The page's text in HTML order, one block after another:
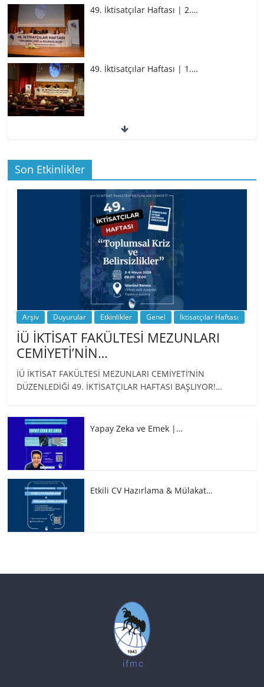
49. İktisatçılar Haftası | 2.…
49. İktisatçılar Haftası | 1.…
49. İktisatçılar Haftası | 1.…
BİZ İKTİSATLILAR: İÇİMİZDEN BİRİ PROF.
…
Son Etkinlikler
Arşiv Duyurular Etkinlikler Genel İktisatçılar Haftası
İÜ İKTİSAT FAKÜLTESİ MEZUNLARI
CEMİYETİ’NİN…
İÜ İKTİSAT FAKÜLTESİ MEZUNLARI CEMİYETİ’NİN
DÜZENLEDİĞİ 49. İKTİSATÇILAR HAFTASI BAŞLIYOR!…
Yapay Zeka ve Emek |…
Etkili CV Hazırlama & Mülakat…